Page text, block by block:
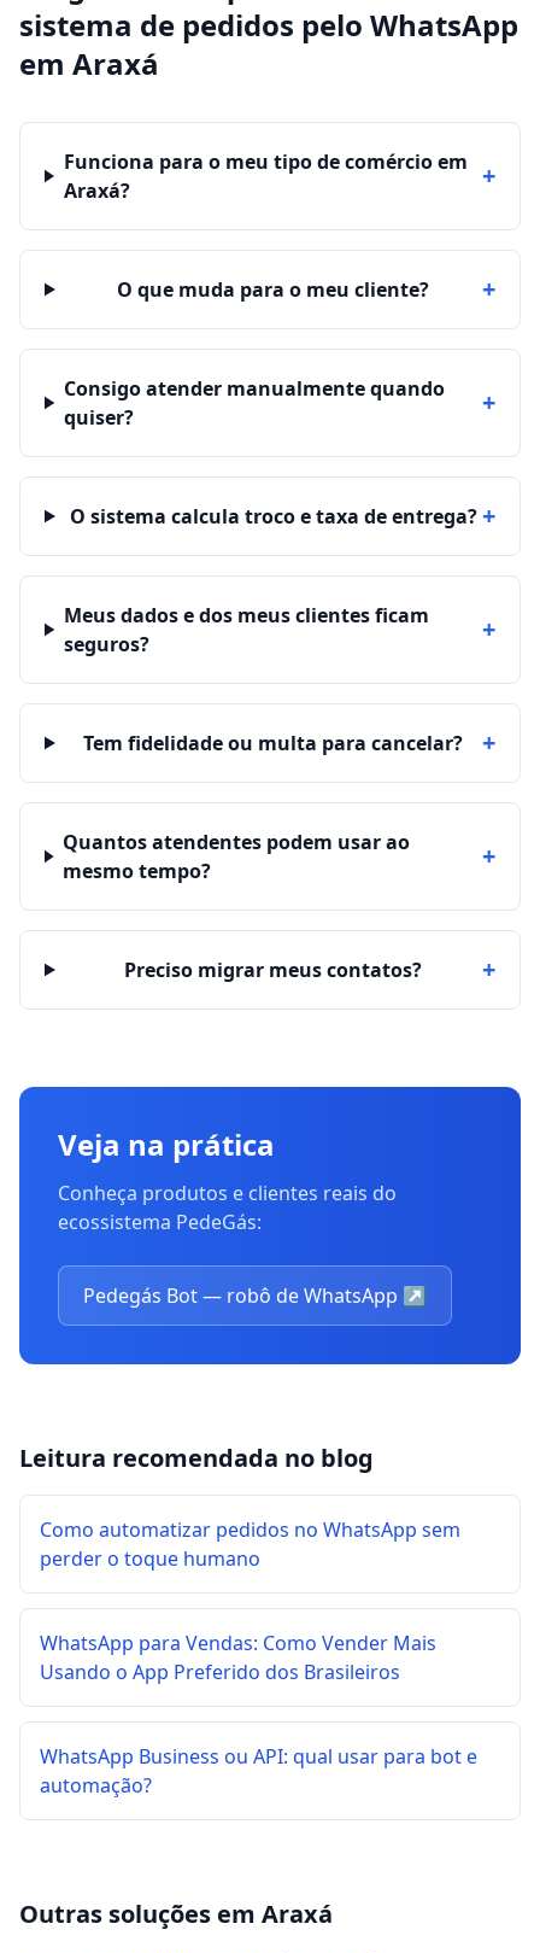
sistema de pedidos pelo WhatsApp
em Araxá
Funciona para o meu tipo de comércio em
Araxá?
+
O que muda para o meu cliente? +
Consigo atender manualmente quando
quiser?
+
O sistema calcula troco e taxa de entrega?+
Meus dados e dos meus clientes ficam
seguros?
+
Tem fidelidade ou multa para cancelar? +
Quantos atendentes podem usar ao
mesmo tempo?
+
Preciso migrar meus contatos? +
Veja na prática
Conheça produtos e clientes reais do
ecossistema PedeGás:
Pedegás Bot — robô de WhatsApp ↗
Leitura recomendada no blog
Como automatizar pedidos no WhatsApp sem
perder o toque humano
WhatsApp para Vendas: Como Vender Mais
Usando o App Preferido dos Brasileiros
WhatsApp Business ou API: qual usar para bot e
automação?
Outras soluções em Araxá